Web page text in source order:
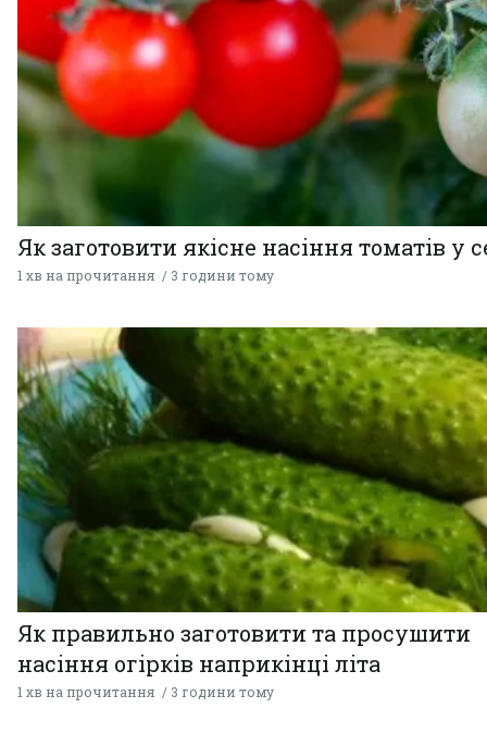
Як заготовити якісне насіння томатів у
1 хв на прочитання 3 години тому
Як правильно заготовити та просушити
насіння огірків наприкінці літа
1 хв на прочитання 3 години тому